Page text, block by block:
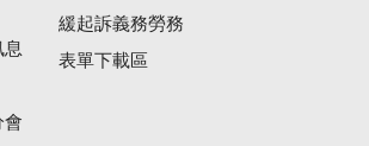
息
會
緩起訴義務勞務
表單下載區